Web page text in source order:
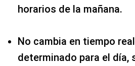
horarios de la mañana.
No cambia en tiempo
determinado para el día,